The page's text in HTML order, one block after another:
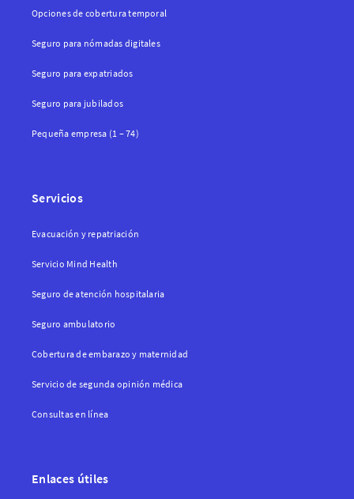
Opciones de cobertura temporal
Seguro para nómadas digitales
Seguro para expatriados
Seguro para jubilados
Pequeña empresa (1 – 74)
Servicios
Evacuación y repatriación
Servicio Mind Health
Seguro de atención hospitalaria
Seguro ambulatorio
Cobertura de embarazo y maternidad
Servicio de segunda opinión médica
Consultas en línea
Enlaces útiles